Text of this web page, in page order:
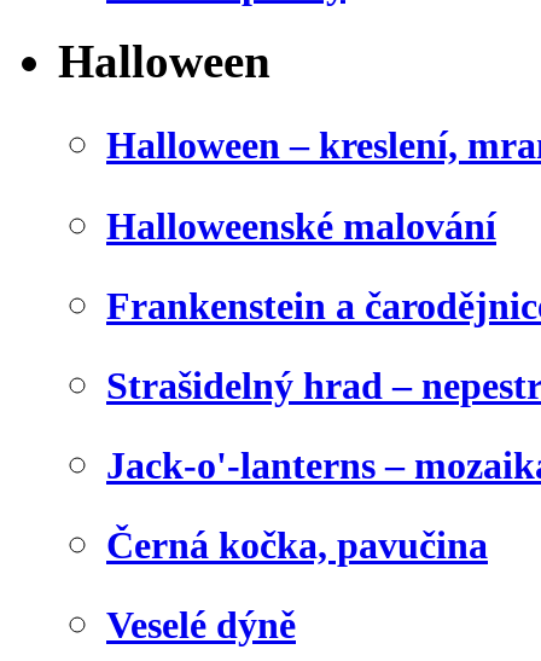
Halloween
Halloween – kreslení,
Halloweenské malování
Frankenstein a
Strašidelný hrad –
Jack-o'-lanterns –
Černá kočka, pavučina
Veselé dýně